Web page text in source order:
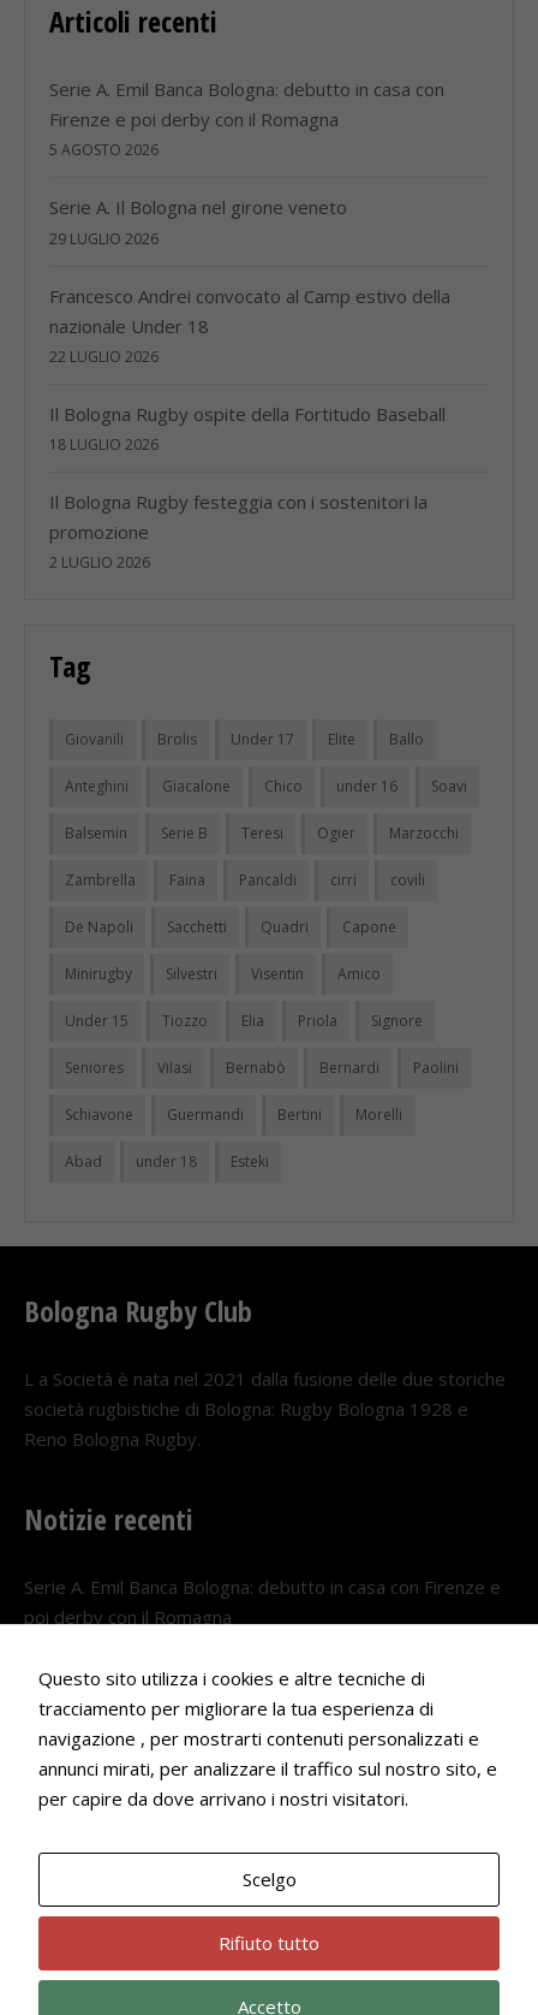
Articoli recenti
Serie A. Emil Banca Bologna: debutto in casa con
Firenze e poi derby con il Romagna
5 AGOSTO 2026
Serie A. Il Bologna nel girone veneto
29 LUGLIO 2026
Francesco Andrei convocato al Camp estivo della
nazionale Under 18
22 LUGLIO 2026
Il Bologna Rugby ospite della Fortitudo Baseball
18 LUGLIO 2026
Il Bologna Rugby festeggia con i sostenitori la
promozione
2 LUGLIO 2026
Tag
Giovanili Brolis Under 17 Elite Ballo
Anteghini Giacalone Chico under 16 Soavi
Balsemin Serie B Teresi Ogier Marzocchi
Zambrella Faina Pancaldi cirri covili
De Napoli Sacchetti Quadri Capone
Minirugby Silvestri Visentin Amico
Under 15 Tiozzo Elia Priola Signore
Seniores Vilasi Bernabò Bernardi Paolini
Schiavone Guermandi Bertini Morelli
Abad under 18 Esteki
Bologna Rugby Club
L a Società è nata nel 2021 dalla fusione delle due storiche
società rugbistiche di Bologna: Rugby Bologna 1928 e
Reno Bologna Rugby.
Notizie recenti
Serie A. Emil Banca Bologna: debutto in casa con Firenze e
poi derby con il Romagna
Serie A. Il Bologna nel girone veneto
29 LUGLIO 2026
Francesco Andrei convocato al Camp estivo della nazionale
22 LUGLIO 2026
Questo sito utilizza i cookies e altre tecniche di
tracciamento per migliorare la tua esperienza di
navigazione , per mostrarti contenuti personalizzati e
annunci mirati, per analizzare il traffico sul nostro sito, e
per capire da dove arrivano i nostri visitatori.
Scelgo
Rifiuto tutto
Accetto